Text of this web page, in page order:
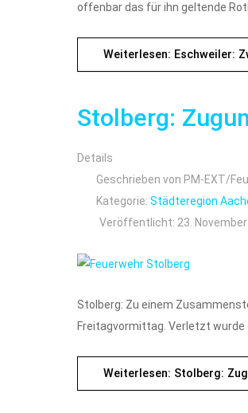
offenbar das für ihn geltende
Weiterlesen: Eschweiler:
Stolberg:
Details
Geschrieben von PM-EXT/
Kategorie: Städteregion
Veröffentlicht: 23. November
Stolberg: Zu einem
Freitagvormittag. Verletzt wurde
Weiterlesen: Stolberg: